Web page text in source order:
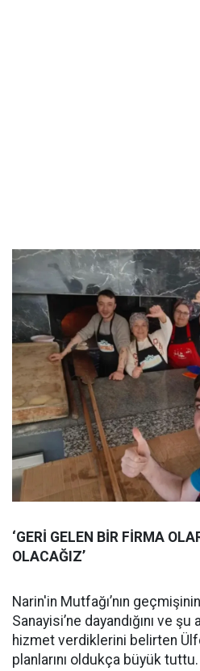
‘GERİ GELEN BİR FİRMA
OLACAĞIZ’
Narin'in Mutfağı’nın
Sanayisi’ne dayandığını ve
hizmet verdiklerini belirten
planlarını oldukça büyük tuttu.